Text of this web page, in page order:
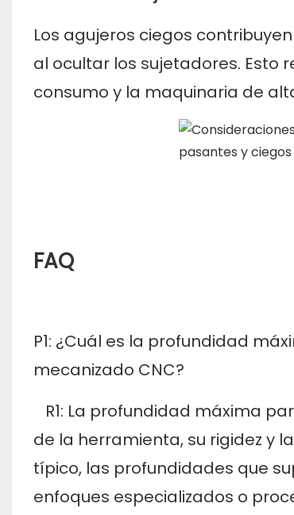
Los agujeros ciegos
al ocultar los sujetadores. Esto
consumo y la maquinaria de
FAQ
P1: ¿Cuál es la profundidad
mecanizado CNC?
R1: La profundidad máxima
de la herramienta, su rigidez y
típico, las profundidades que
enfoques especializados o